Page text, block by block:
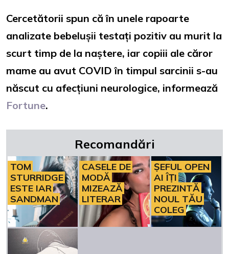
Cercetătorii spun că în unele rapoarte
analizate bebelușii testați pozitiv au murit la
scurt timp de la naștere, iar copiii ale căror
mame au avut COVID în timpul sarcinii s-au
născut cu afecțiuni neurologice, informează
Fortune.
Recomandări
TOM
STURRIDGE
ESTE IAR
SANDMAN
CASELE DE
MODĂ
MIZEAZĂ
LITERAR
ȘEFUL OPEN
AI ÎȚI
PREZINTĂ
NOUL TĂU
COLEG